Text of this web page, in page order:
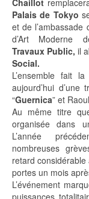
Chaillot
Palais de Tokyo
et de
d’Art
Travaux Public, il
Social.
L’ensemble fait
aujourd’hui d’une
“Guernica” et
Au même titre
organisée dans
L’année
nombreuses
retard
portes un mois
L’événement